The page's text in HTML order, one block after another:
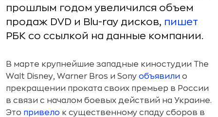
прошлым годом увеличился объем
продаж DVD и Blu-ray дисков, пишет
РБК со ссылкой на данные компании.
В марте крупнейшие западные киностудии The
Walt Disney, Warner Bros и Sony объявили о
прекращении проката своих премьер в России
в связи с началом боевых действий на Украине.
Это привело к существенному спаду сборов в